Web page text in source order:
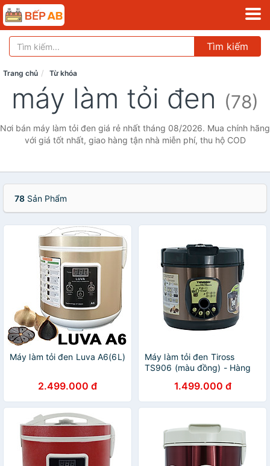
Tìm kiếm
Trang chủ Từ khóa
máy làm tỏi đen (78)
Nơi bán máy làm tỏi đen giá rẻ nhất tháng 08/2026. Mua chính hãng
với giá tốt nhất, giao hàng tận nhà miễn phí, thu hộ COD
78 Sản Phẩm
Máy làm tỏi đen Luva A6(6L)
2.499.000 đ
Máy làm tỏi đen Tiross
TS906 (màu đồng) - Hàng
1.499.000 đ